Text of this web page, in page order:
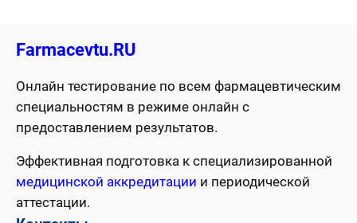
Farmacevtu.RU
Онлайн тестирование по всем фармацевтическим
специальностям в режиме онлайн с
предоставлением результатов.
Эффективная подготовка к специализированной
медицинской аккредитации и периодической
аттестации.